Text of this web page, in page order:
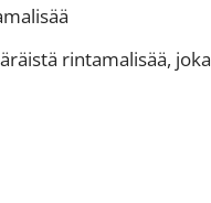
rintamalisää, joka